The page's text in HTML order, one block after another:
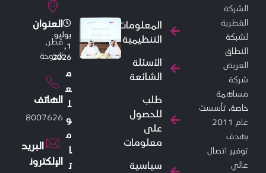
الشركة
القطرية
لشبكة
النطاق
العريض
شركة
مساهمة
خاصة، تأسست
عام 2011
بهدف
توفير اتصال
عالي
المعلومات
التنظيمية
الأسئلة
الشائعة
طلب
للحصول
على
معلومات
سياسية
يوليو
1,
2026
م
ع
ل
و
م
ا
ت
العنوان
قطر,
الدوحة
الهاتف
8007626
البريد
الإلكترون